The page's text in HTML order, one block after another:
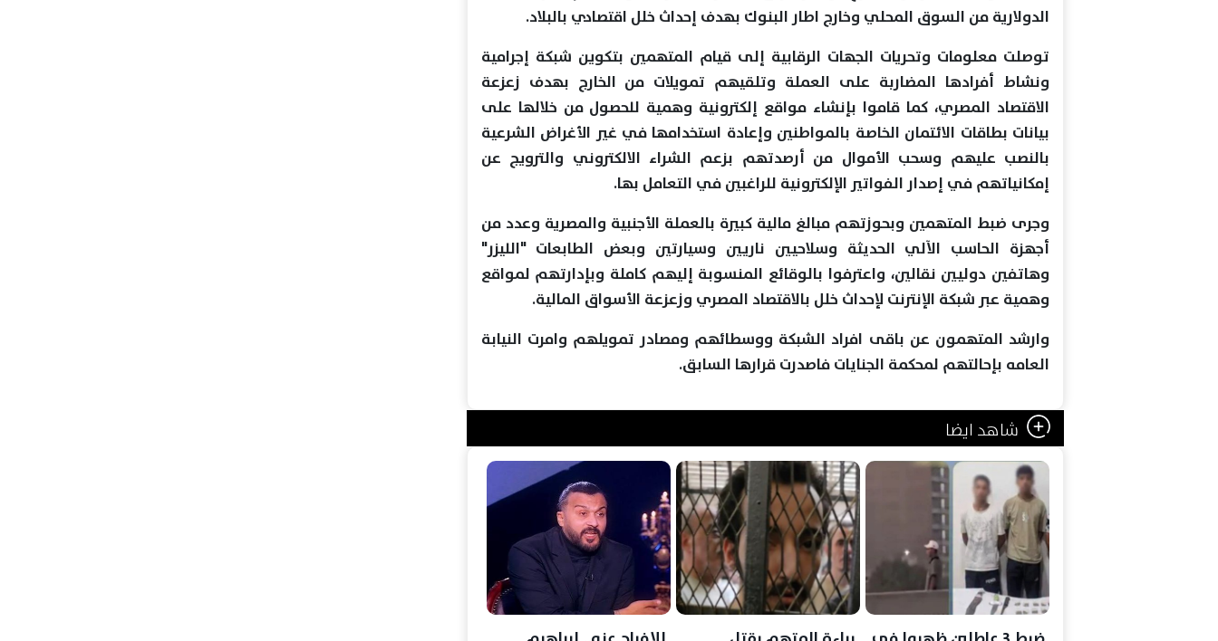
الدولارية من السوق المحلي وخارج اطار البنوك بهدف إحداث خلل اقتصادي بالبلاد.
توصلت معلومات وتحريات الجهات الرقابية إلى قيام المتهمين بتكوين شبكة إجرامية
ونشاط أفرادها المضاربة على العملة وتلقيهم تمويلات من الخارج بهدف زعزعة
الاقتصاد المصري، كما قاموا بإنشاء مواقع إلكترونية وهمية للحصول من خلالها على
بيانات بطاقات الائتمان الخاصة بالمواطنين وإعادة استخدامها في غير الأغراض الشرعية
بالنصب عليهم وسحب الأموال من أرصدتهم بزعم الشراء الالكتروني والترويج عن
إمكانياتهم في إصدار الفواتير الإلكترونية للراغبين في التعامل بها.
وجرى ضبط المتهمين وبحوزتهم مبالغ مالية كبيرة بالعملة الأجنبية والمصرية وعدد من
أجهزة الحاسب الآلي الحديثة وسلاحيين ناريين وسيارتين وبعض الطابعات "الليزر"
وهاتفين دوليين نقالين، واعترفوا بالوقائع المنسوبة إليهم كاملة وبإدارتهم لمواقع
وهمية عبر شبكة الإنترنت لإحداث خلل بالاقتصاد المصري وزعزعة الأسواق المالية.
وارشد المتهمون عن باقى افراد الشبكة ووسطائهم ومصادر تمويلهم وامرت النيابة
العامه بإحالتهم لمحكمة الجنايات فاصدرت قرارها السابق.
شاهد ايضا